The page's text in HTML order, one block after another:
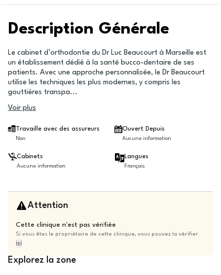
Description Générale
Le cabinet d’orthodontie du Dr Luc Beaucourt à Marseille est
un établissement dédié à la santé bucco-dentaire de ses
patients. Avec une approche personnalisée, le Dr Beaucourt
utilise les techniques les plus modernes, y compris les
gouttières transpa...
Voir plus
Travaille avec des assureurs
Non
Ouvert Depuis
Aucune information
Cabinets
Aucune information
Langues
Français
Attention
Cette clinique n'est pas vérifiée
Si vous êtes le propriétaire de cette clinique, vous pouvez la vérifier
ici
Explorez la zone